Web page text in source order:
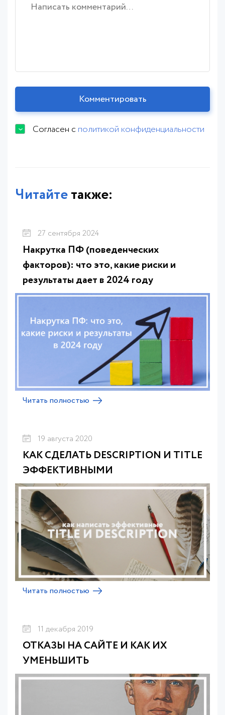
Согласен сполитикой конфиденциальности
Читайтетакже:
27 сентября 2024
Накрутка ПФ (поведенческих
факторов): что это, какие риски и
результаты дает в 2024 году
Читать полностью
19 августа 2020
КАК СДЕЛАТЬ DESCRIPTION И TITLE
ЭФФЕКТИВНЫМИ
Читать полностью
11 декабря 2019
ОТКАЗЫ НА САЙТЕ И КАК ИХ
УМЕНЬШИТЬ